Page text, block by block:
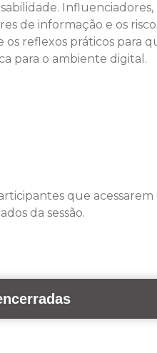
Influenciadores,
de informação e os
os reflexos práticos para
para o ambiente digital.
que acessarem
da sessão.